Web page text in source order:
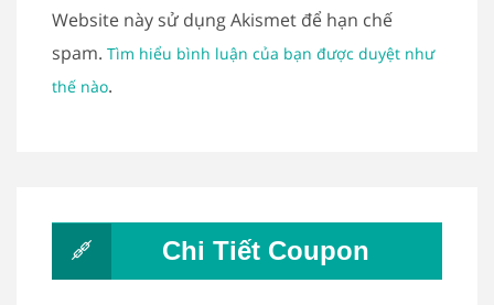
Website này sử dụng Akismet để hạn chế
spam. Tìm hiểu bình luận của bạn được duyệt như
thế nào.
Chi Tiết Coupon